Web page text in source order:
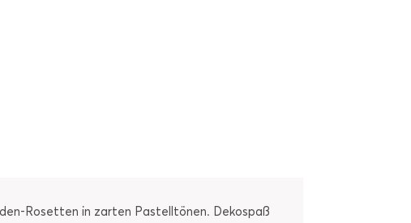
Rosetten in zarten Pastelltönen. Dekospaß